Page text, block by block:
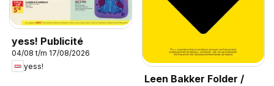
yess! Publicité
04/08 t/m 17/08/2026
yess!
Leen Bakker Folder /